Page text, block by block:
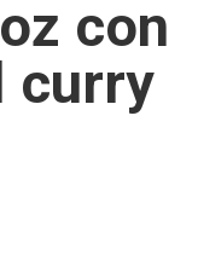
con
curry